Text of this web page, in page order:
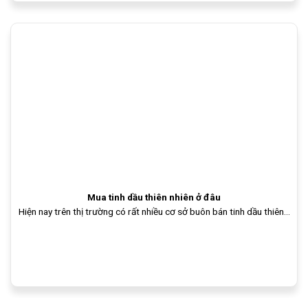
Mua tinh dầu thiên nhiên ở đâu
Hiện nay trên thị trường có rất nhiều cơ sở buôn bán tinh dầu thiên...